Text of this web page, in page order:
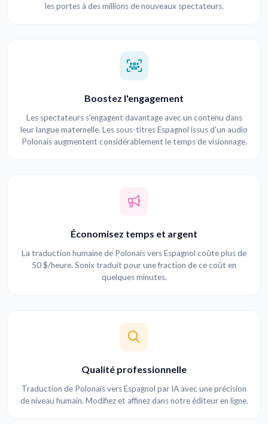
les portes à des millions de nouveaux spectateurs.
Boostez l'engagement
Les spectateurs s'engagent davantage avec un contenu dans
leur langue maternelle. Les sous-titres Espagnol issus d'un audio
Polonais augmentent considérablement le temps de visionnage.
Économisez temps et argent
La traduction humaine de Polonais vers Espagnol coûte plus de
50 $/heure. Sonix traduit pour une fraction de ce coût en
quelques minutes.
Qualité professionnelle
Traduction de Polonais vers Espagnol par IA avec une précision
de niveau humain. Modifiez et affinez dans notre éditeur en ligne.